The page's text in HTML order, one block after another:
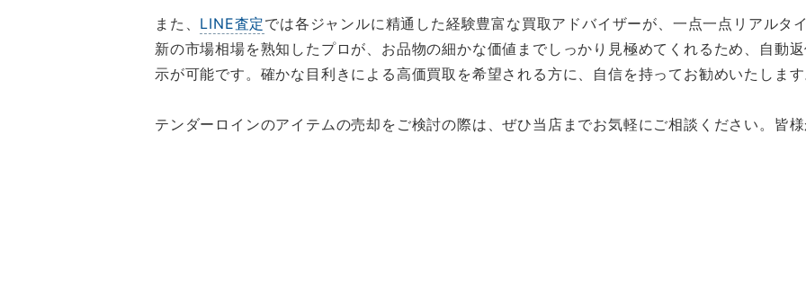
また、 LINE査定では各ジャンルに精通した経験豊富な買取アドバイザーが、一点一点リアルタ
新の市場相場を熟知したプロが、お品物の細かな価値までしっかり見極めてくれるため、自動
示が可能です。確かな目利きによる高価買取を希望される方に、自信を持ってお勧めいたしま
テンダーロインのアイテムの売却をご検討の際は、ぜひ当店までお気軽にご相談ください。皆